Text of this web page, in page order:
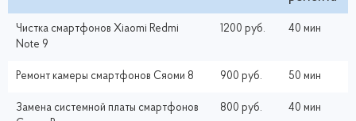
Чистка смартфонов Xiaomi Redmi
Note 9
1200 руб. 40 мин
Ремонт камеры смартфонов Сяоми 8 900 руб. 50 мин
Замена системной платы смартфонов
800 руб. 40 мин